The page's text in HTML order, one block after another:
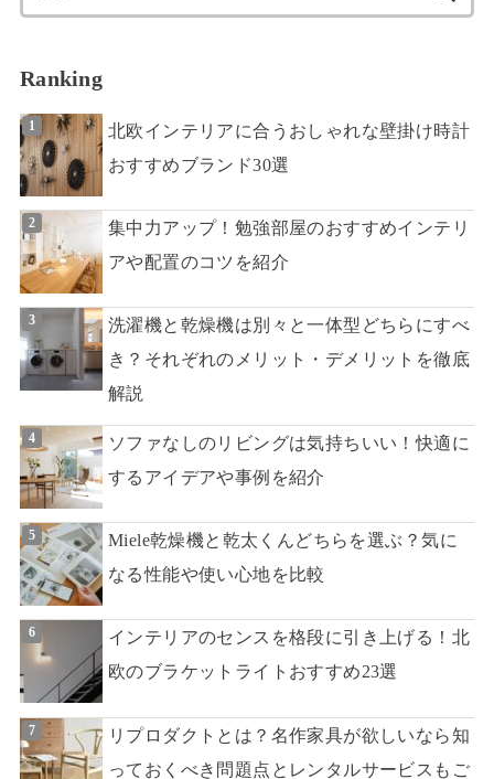
索:
Ranking
北欧インテリアに合うおしゃれな壁掛け時計
おすすめブランド30選
集中力アップ！勉強部屋のおすすめインテリ
アや配置のコツを紹介
洗濯機と乾燥機は別々と一体型どちらにすべ
き？それぞれのメリット・デメリットを徹底
解説
ソファなしのリビングは気持ちいい！快適に
するアイデアや事例を紹介
Miele乾燥機と乾太くんどちらを選ぶ？気に
なる性能や使い心地を比較
インテリアのセンスを格段に引き上げる！北
欧のブラケットライトおすすめ23選
リプロダクトとは？名作家具が欲しいなら知
っておくべき問題点とレンタルサービスもご